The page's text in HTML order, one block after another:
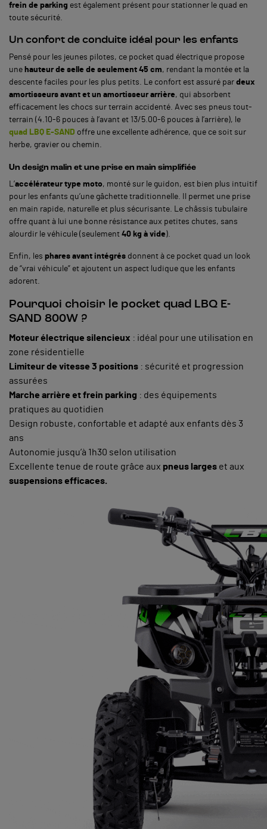
frein de parking est également présent pour stationner le quad en
toute sécurité.
Un confort de conduite idéal pour les enfants
Pensé pour les jeunes pilotes, ce pocket quad électrique propose
une hauteur de selle de seulement 45 cm, rendant la montée et la
descente faciles pour les plus petits. Le confort est assuré par deux
amortisseurs avant et un amortisseur arrière, qui absorbent
efficacement les chocs sur terrain accidenté. Avec ses pneus tout-
terrain (4.10-6 pouces à l’avant et 13/5.00-6 pouces à l’arrière), le
quad LBQ E-SAND offre une excellente adhérence, que ce soit sur
herbe, gravier ou chemin.
Un design malin et une prise en main simplifiée
L’accélérateur type moto, monté sur le guidon, est bien plus intuitif
pour les enfants qu’une gâchette traditionnelle. Il permet une prise
en main rapide, naturelle et plus sécurisante. Le châssis tubulaire
offre quant à lui une bonne résistance aux petites chutes, sans
alourdir le véhicule (seulement 40 kg à vide).
Enfin, les phares avant intégrés donnent à ce pocket quad un look
de “vrai véhicule” et ajoutent un aspect ludique que les enfants
adorent.
Pourquoi choisir le pocket quad LBQ E-
SAND 800W ?
Moteur électrique silencieux : idéal pour une utilisation en
zone résidentielle
Limiteur de vitesse 3 positions : sécurité et progression
assurées
Marche arrière et frein parking : des équipements
pratiques au quotidien
Design robuste, confortable et adapté aux enfants dès 3
ans
Autonomie jusqu’à 1h30 selon utilisation
Excellente tenue de route grâce aux pneus larges et aux
suspensions efficaces.